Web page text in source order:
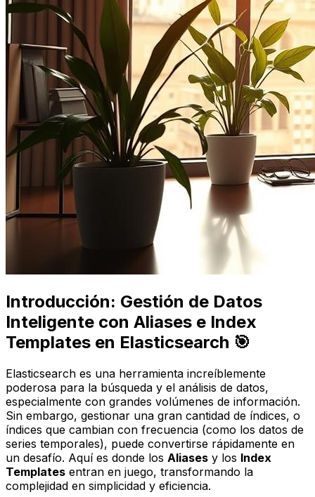
Introducción: Gestión de Datos
Inteligente con Aliases e Index
Templates en Elasticsearch 🎯
Elasticsearch es una herramienta increíblemente
poderosa para la búsqueda y el análisis de datos,
especialmente con grandes volúmenes de información.
Sin embargo, gestionar una gran cantidad de índices, o
índices que cambian con frecuencia (como los datos de
series temporales), puede convertirse rápidamente en
un desafío. Aquí es donde los Aliases y los Index
Templates entran en juego, transformando la
complejidad en simplicidad y eficiencia.